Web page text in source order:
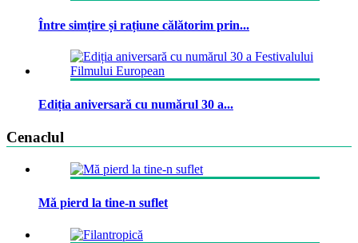
Între simțire și rațiune călătorim prin...
Ediția aniversară cu numărul 30 a...
Cenaclul
Mă pierd la tine-n suflet